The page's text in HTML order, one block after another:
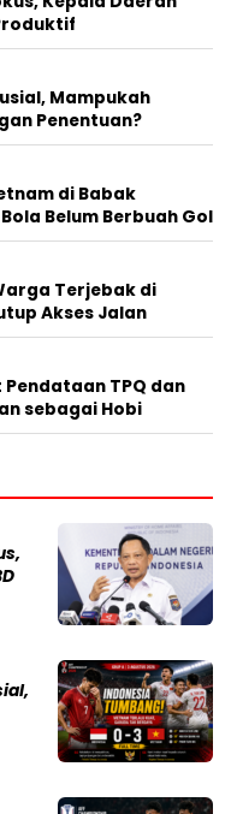
Mampukah
Penentuan?
di Babak
Belum Berbuah Gol
Terjebak di
Akses Jalan
TPQ dan
sebagai Hobi